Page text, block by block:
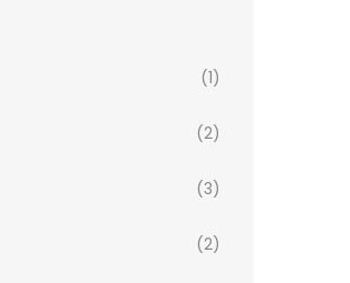
(1)
(2)
(3)
(2)